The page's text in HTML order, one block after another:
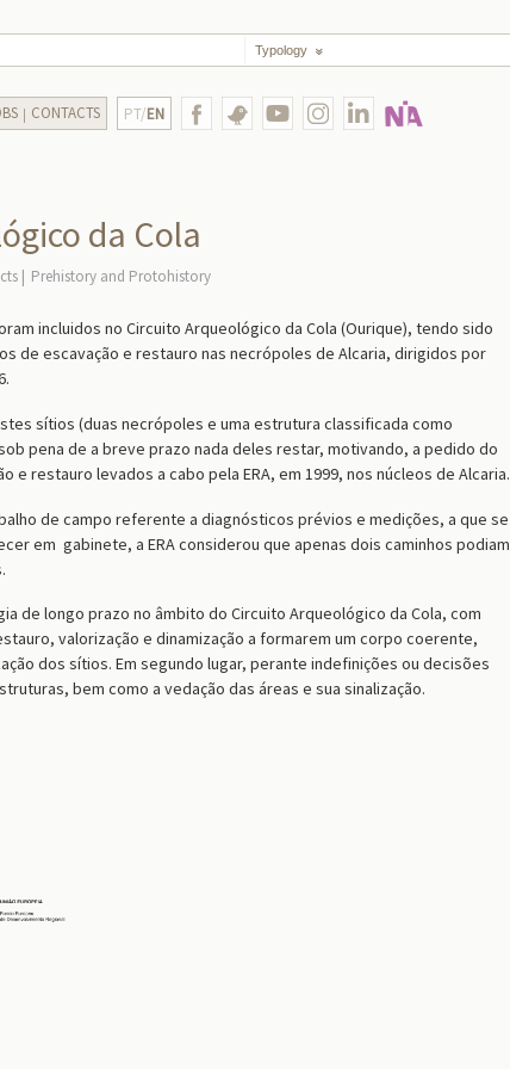
Typology
CONTACTS PT/EN
da Cola
Prehistory and Protohistory
incluidos no Circuito Arqueológico da Cola (Ourique), tendo sido
de escavação e restauro nas necrópoles de Alcaria, dirigidos por
sítios (duas necrópoles e uma estrutura classificada como
pena de a breve prazo nada deles restar, motivando, a pedido do
e restauro levados a cabo pela ERA, em 1999, nos núcleos de Alcaria.
de campo referente a diagnósticos prévios e medições, a que se
em gabinete, a ERA considerou que apenas dois caminhos podiam
de longo prazo no âmbito do Circuito Arqueológico da Cola, com
valorização e dinamização a formarem um corpo coerente,
dos sítios. Em segundo lugar, perante indefinições ou decisões
bem como a vedação das áreas e sua sinalização.